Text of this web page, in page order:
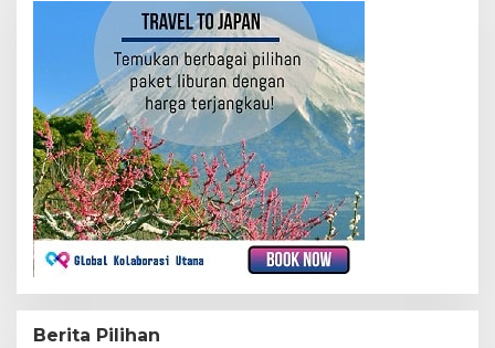
Berita Pilihan